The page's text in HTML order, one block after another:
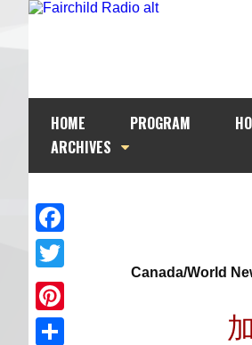
HOME PROGRAM
ARCHIVES
Facebook
Twitter
Pinterest
Canada/World